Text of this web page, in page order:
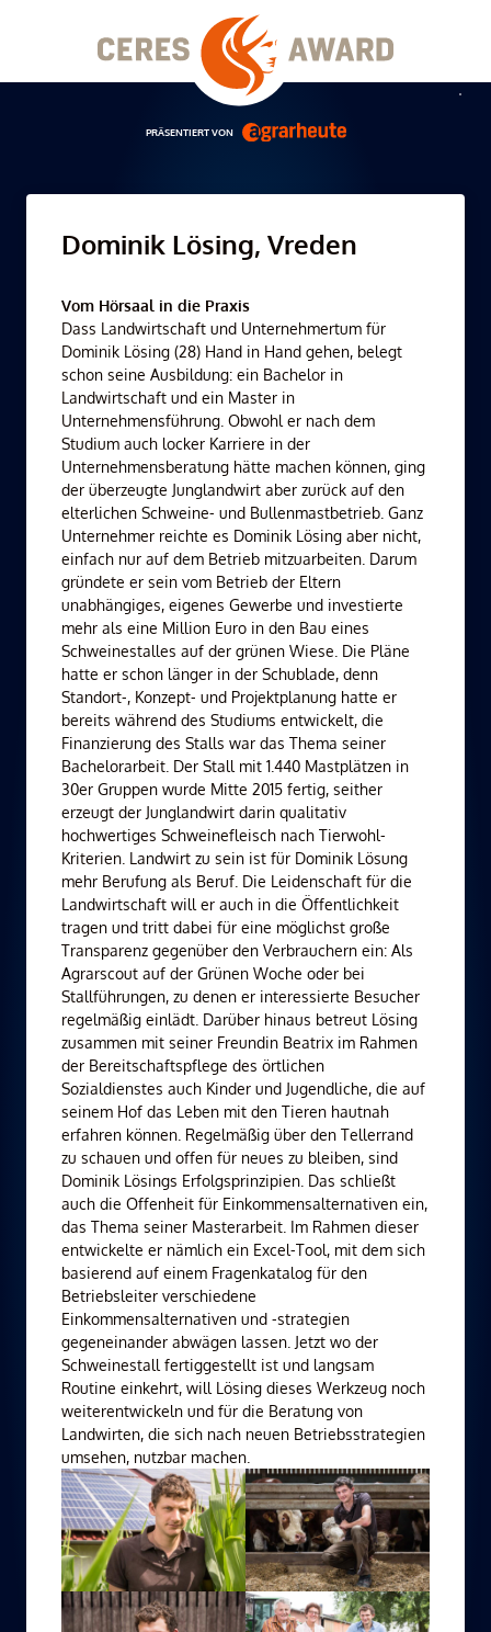
PRÄSENTIERT VON
Dominik Lösing, Vreden
Vom Hörsaal in die Praxis
Dass Landwirtschaft und Unternehmertum für
Dominik Lösing (28) Hand in Hand gehen, belegt
schon seine Ausbildung: ein Bachelor in
Landwirtschaft und ein Master in
Unternehmensführung. Obwohl er nach dem
Studium auch locker Karriere in der
Unternehmensberatung hätte machen können, ging
der überzeugte Junglandwirt aber zurück auf den
elterlichen Schweine- und Bullenmastbetrieb. Ganz
Unternehmer reichte es Dominik Lösing aber nicht,
einfach nur auf dem Betrieb mitzuarbeiten. Darum
gründete er sein vom Betrieb der Eltern
unabhängiges, eigenes Gewerbe und investierte
mehr als eine Million Euro in den Bau eines
Schweinestalles auf der grünen Wiese. Die Pläne
hatte er schon länger in der Schublade, denn
Standort-, Konzept- und Projektplanung hatte er
bereits während des Studiums entwickelt, die
Finanzierung des Stalls war das Thema seiner
Bachelorarbeit. Der Stall mit 1.440 Mastplätzen in
30er Gruppen wurde Mitte 2015 fertig, seither
erzeugt der Junglandwirt darin qualitativ
hochwertiges Schweinefleisch nach Tierwohl-
Kriterien. Landwirt zu sein ist für Dominik Lösung
mehr Berufung als Beruf. Die Leidenschaft für die
Landwirtschaft will er auch in die Öffentlichkeit
tragen und tritt dabei für eine möglichst große
Transparenz gegenüber den Verbrauchern ein: Als
Agrarscout auf der Grünen Woche oder bei
Stallführungen, zu denen er interessierte Besucher
regelmäßig einlädt. Darüber hinaus betreut Lösing
zusammen mit seiner Freundin Beatrix im Rahmen
der Bereitschaftspflege des örtlichen
Sozialdienstes auch Kinder und Jugendliche, die auf
seinem Hof das Leben mit den Tieren hautnah
erfahren können. Regelmäßig über den Tellerrand
zu schauen und offen für neues zu bleiben, sind
Dominik Lösings Erfolgsprinzipien. Das schließt
auch die Offenheit für Einkommensalternativen ein,
das Thema seiner Masterarbeit. Im Rahmen dieser
entwickelte er nämlich ein Excel-Tool, mit dem sich
basierend auf einem Fragenkatalog für den
Betriebsleiter verschiedene
Einkommensalternativen und -strategien
gegeneinander abwägen lassen. Jetzt wo der
Schweinestall fertiggestellt ist und langsam
Routine einkehrt, will Lösing dieses Werkzeug noch
weiterentwickeln und für die Beratung von
Landwirten, die sich nach neuen Betriebsstrategien
umsehen, nutzbar machen.